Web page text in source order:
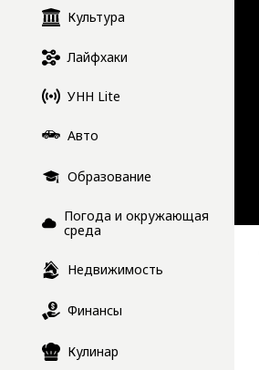
Культура
Лайфхаки
УНН Lite
Авто
Образование
Погода и окружающая
среда
Недвижимость
Финансы
Кулинар